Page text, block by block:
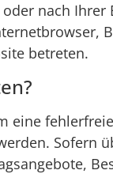
nach
betreten.
eine
Sofern